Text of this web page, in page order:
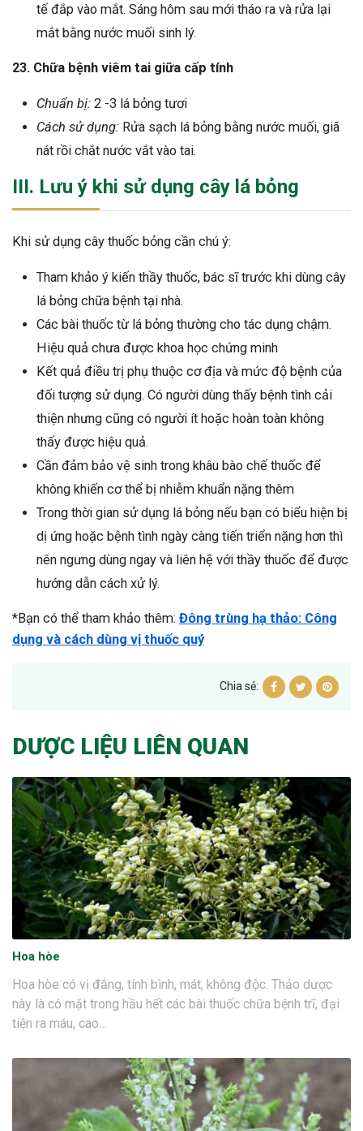
tế đắp vào mắt. Sáng hôm sau mới tháo ra và rửa lại
mắt bằng nước muối sinh lý.
23. Chữa bệnh viêm tai giữa cấp tính
Chuẩn bị: 2 -3 lá bỏng tươi
Cách sử dụng: Rửa sạch lá bỏng bằng nước muối, giã
nát rồi chắt nước vắt vào tai.
III. Lưu ý khi sử dụng cây lá bỏng
Khi sử dụng cây thuốc bỏng cần chú ý:
Tham khảo ý kiến thầy thuốc, bác sĩ trước khi dùng cây
lá bỏng chữa bệnh tại nhà.
Các bài thuốc từ lá bỏng thường cho tác dụng chậm.
Hiệu quả chưa được khoa học chứng minh
Kết quả điều trị phụ thuộc cơ địa và mức độ bệnh của
đối tượng sử dụng. Có người dùng thấy bệnh tình cải
thiện nhưng cũng có người ít hoặc hoàn toàn không
thấy được hiệu quả.
Cần đảm bảo vệ sinh trong khâu bào chế thuốc để
không khiến cơ thể bị nhiễm khuẩn nặng thêm
Trong thời gian sử dụng lá bỏng nếu bạn có biểu hiện bị
dị ứng hoặc bệnh tình ngày càng tiến triển nặng hơn thì
nên ngưng dùng ngay và liên hệ với thầy thuốc để được
hướng dẫn cách xử lý.
*Bạn có thể tham khảo thêm: Đông trùng hạ thảo: Công
dụng và cách dùng vị thuốc quý
Chia sẻ:
DƯỢC LIỆU LIÊN QUAN
Hoa hòe
Hoa hòe có vị đắng, tính bình, mát, không độc. Thảo dược
này là có mặt trong hầu hết các bài thuốc chữa bệnh trĩ, đại
tiện ra máu, cao…